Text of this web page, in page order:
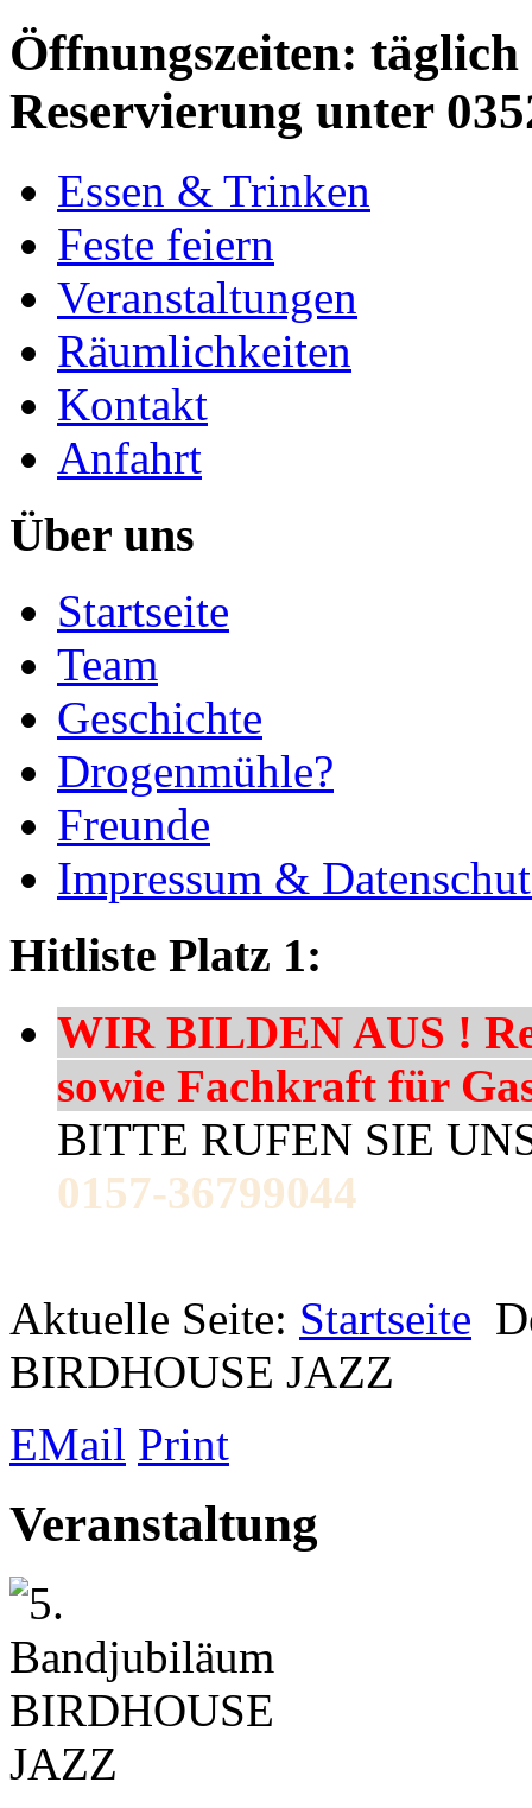
Öffnungszeiten: täglich
Reservierung unter
Essen & Trinken
Feste feiern
Veranstaltungen
Räumlichkeiten
Kontakt
Anfahrt
Über uns
Startseite
Team
Geschichte
Drogenmühle?
Freunde
Impressum &
Hitliste Platz 1:
WIR BILDEN AUS !
sowie Fachkraft für
BITTE RUFEN SIE
0157-36799044
Aktuelle Seite: Startseite
BIRDHOUSE JAZZ
EMail Print
Veranstaltung